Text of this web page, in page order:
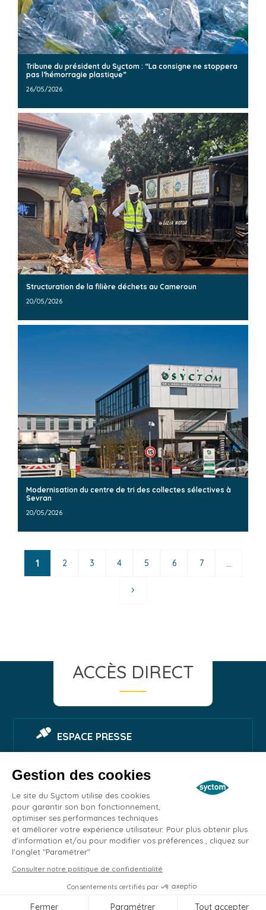
Gestion des cookies
Le site du Syctom utilise des cookies
pour garantir son bon fonctionnement,
optimiser ses performances techniques
et améliorer votre expérience utilisateur. Pour plus obtenir plus
d'information et/ou pour modifier vos préférences , cliquez sur
l'onglet "Paramétrer"
Consulter notre politique de confidentialité
Consentements certifiés par
Fermer Paramétrer Tout accepter
Tribune du président du Syctom : “La consigne ne stoppera
pas l’hémorragie plastique”
26/05/2026
Structuration de la filière déchets au Cameroun
20/05/2026
Modernisation du centre de tri des collectes sélectives à
Sevran
20/05/2026
1 2 3 4 5 6 7
Remonter
ACCÈS DIRECT
ESPACE PRESSE
SIGNALER UNE NUISANCE
ESPACE EMPLOI